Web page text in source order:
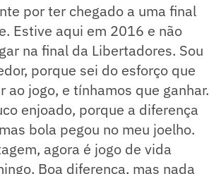
por ter chegado a uma final
Estive aqui em 2016 e não
na final da Libertadores. Sou
porque sei do esforço que
ao jogo, e tínhamos que ganhar.
enjoado, porque a diferença
bola pegou no meu joelho.
agora é jogo de vida
Boa diferença, mas nada